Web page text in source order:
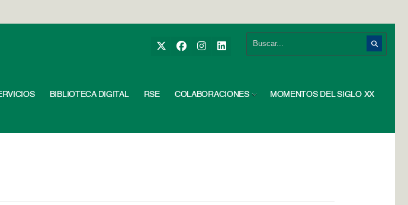
BIBLIOTECA DIGITAL RSE COLABORACIONES MOMENTOS DEL SIGLO XX